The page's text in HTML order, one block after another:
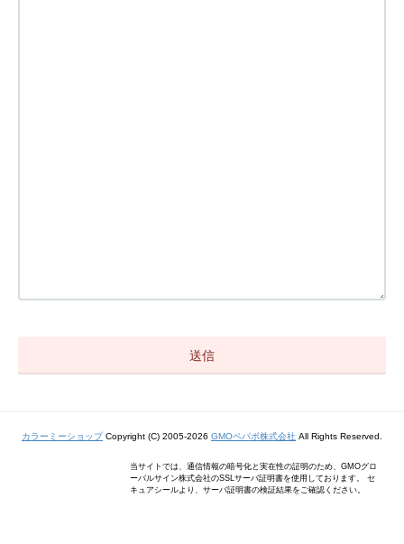
カラーミーショップCopyright (C) 2005-2026 GMOペパボ株式会社 All Rights Reserved.
当サイトでは、通信情報の暗号化と実在性の証明のため、GMOグロ
ーバルサイン株式会社のSSLサーバ証明書を使用しております。 セ
キュアシールより、サーバ証明書の検証結果をご確認ください。